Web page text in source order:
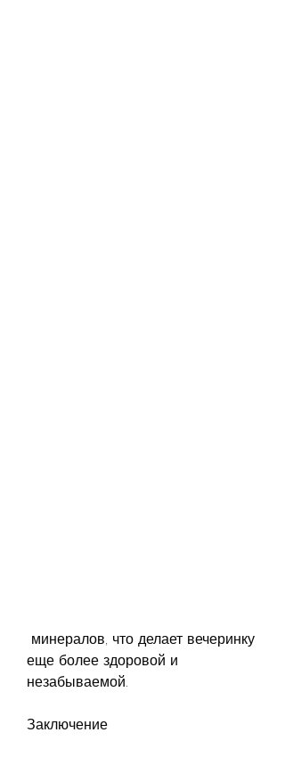
еще более здоровой и
незабываемой.
Заключение